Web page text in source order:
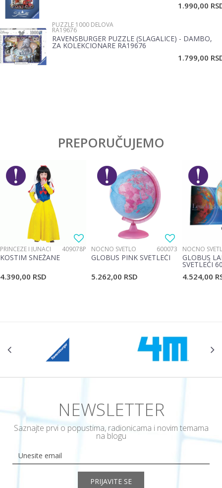
POŠALJI
1.990,00
PUZZLE 1000 DELOVA
RA19676
RAVENSBURGER PUZZLE (SLAGALICE) - DAMBO,
ZA KOLEKCIONARE RA19676
1.799,00
PREPORUČUJEMO
PRINCEZE I JUNACI 409078P
KOSTIM SNEŽANE
4.390,00 RSD
NOĆNO SVETLO 600073
GLOBUS PINK SVETLEĆI
5.262,00 RSD
NOĆNO
GLOBUS
SVETLEĆI
4.524,00
NEWSLETTER
Saznajte prvi o popustima, radionicama i novim temama
na blogu
PRIJAVITE SE